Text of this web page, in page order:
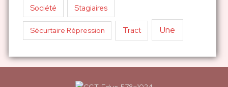
Société Stagiaires
Sécurtaire Répression Tract Une